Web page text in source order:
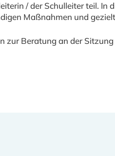
/ der Schulleiter teil.
Maßnahmen und
zur Beratung an der